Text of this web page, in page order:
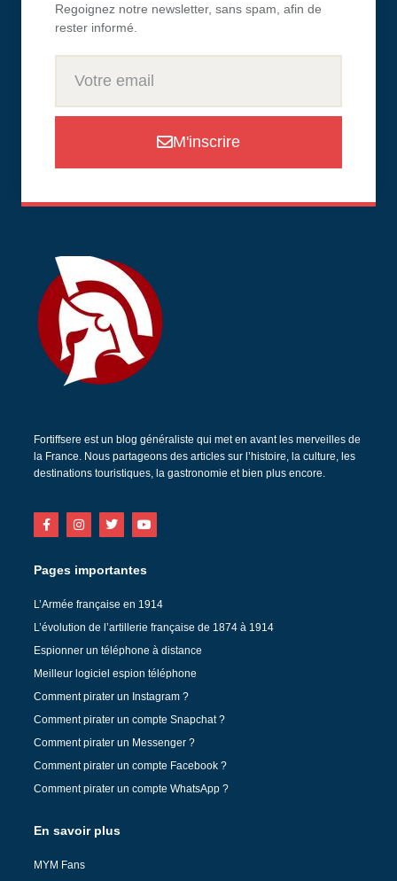
Regoignez notre newsletter, sans spam, afin de
rester informé.
M'inscrire
Fortiffsere est un blog généraliste qui met en avant les merveilles de
la France. Nous partageons des articles sur l’histoire, la culture, les
destinations touristiques, la gastronomie et bien plus encore.
Pages importantes
L’Armée française en 1914
L’évolution de l’artillerie française de 1874 à 1914
Espionner un téléphone à distance
Meilleur logiciel espion téléphone
Comment pirater un Instagram ?
Comment pirater un compte Snapchat ?
Comment pirater un Messenger ?
Comment pirater un compte Facebook ?
Comment pirater un compte WhatsApp ?
En savoir plus
MYM Fans